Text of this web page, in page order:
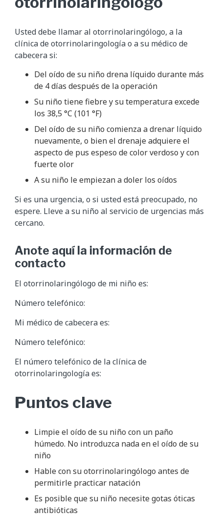
Usted debe llamar al otorrinolaringólogo, a la
clínica de otorrinolaringología o a su médico de
cabecera si:
Del oído de su niño drena líquido durante más
de 4 días después de la operación
Su niño tiene fiebre y su temperatura excede
los 38,5 °C (101 °F)
Del oído de su niño comienza a drenar líquido
nuevamente, o bien el drenaje adquiere el
aspecto de pus espeso de color verdoso y con
fuerte olor
A su niño le empiezan a doler los oídos
Si es una urgencia, o si usted está preocupado, no
espere. Lleve a su niño al servicio de urgencias más
cercano.
Anote aquí la información de
contacto
El otorrinolaringólogo de mi niño es:
Número telefónico:
Mi médico de cabecera es:
Número telefónico:
El número telefónico de la clínica de
otorrinolaringología es:
Puntos clave
Limpie el oído de su niño con un paño
húmedo. No introduzca nada en el oído de su
niño
Hable con su otorrinolaringólogo antes de
permitirle practicar natación
Es posible que su niño necesite gotas óticas
antibióticas